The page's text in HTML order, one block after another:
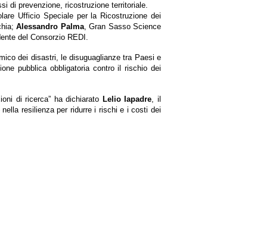
di prevenzione, ricostruzione territoriale.
Ufficio Speciale per la Ricostruzione dei
Alessandro Palma, Gran Sasso Science
del Consorzio REDI.
dei disastri, le disuguaglianze tra Paesi e
pubblica obbligatoria contro il rischio dei
di ricerca” ha dichiarato Lelio Iapadre, il
resilienza per ridurre i rischi e i costi dei